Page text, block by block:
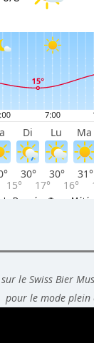
le Swiss Bier
pour le mode plein